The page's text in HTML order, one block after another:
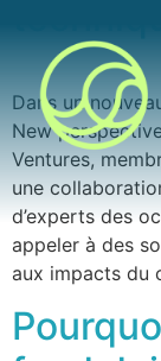
Dans un
New
Ventures,
une
d’experts des
appeler à des
aux impacts du